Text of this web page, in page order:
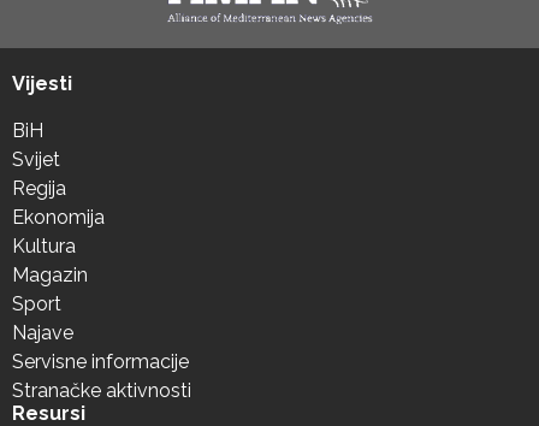
Vijesti
BiH
Svijet
Regija
Ekonomija
Kultura
Magazin
Sport
Najave
Servisne informacije
Stranačke aktivnosti
Resursi